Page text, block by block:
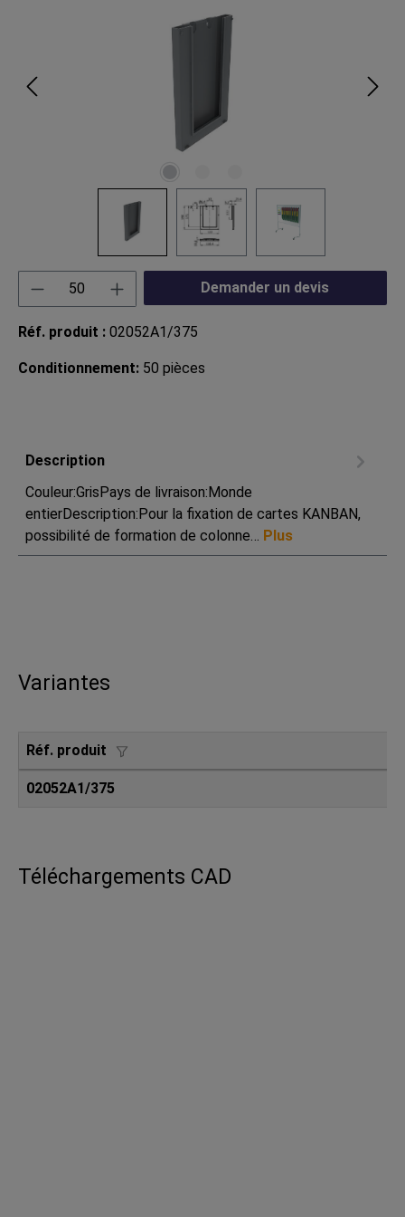
Quantité de produit : Entrez la quantité
Demander un devis
Réf. produit : 02052A1/375
Conditionnement: 50 pièces
Description
Couleur:GrisPays de livraison:Monde
entierDescription:Pour la fixation de cartes KANBAN,
possibilité de formation de colonne… Plus
Variantes
Réf. produit
02052A1/375
Téléchargements CAD